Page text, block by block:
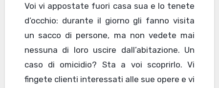
Voi vi appostate fuori casa sua e lo tenete
d’occhio: durante il giorno gli fanno visita
un sacco di persone, ma non vedete mai
nessuna di loro uscire dall’abitazione. Un
caso di omicidio? Sta a voi scoprirlo. Vi
fingete clienti interessati alle sue opere e vi